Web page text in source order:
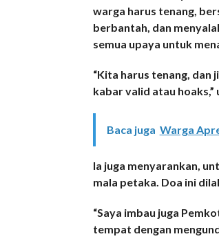
warga harus tenang,
berbantah, dan
semua upaya untuk
“Kita harus tenang, dan
kabar valid atau
Baca juga Warga
Ia juga menyarankan,
mala petaka. Doa ini
“Saya imbau juga
tempat dengan